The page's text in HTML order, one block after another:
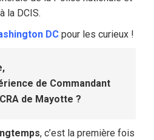
la DCIS.
DC pour les curieux !
de Commandant
de Mayotte ?
, c’est la première fois